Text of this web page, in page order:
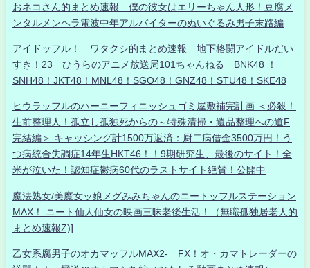
おネコさん的まとめ速報 僕の彼女はエリーちゃん人形！豆腐メ
ンタルメンヘラ電波中年アルバイターのぬいぐるみ男子末路編
アイドッフル！ ワタクシ的まとめ速報 地下格闘アイドルだい
すき！23 ひうらのアニメ放送局101ちゃんねる BNK48 ！
SNH48！JKT48！MNL48！SGO48！GNZ48！STU48！SKE48
ヒウラッフルのハーニーフィニッシュゴミ屋敷補完計画 ＜必殺！
生前整理人！孤立し孤独死からの～特殊清掃・遺品整理への道F
完結編＞ キャッシング計1500万返済：厨二病借金3500万円！う
つ病統合失調症14年生HKT46！！9期研究生、最後のサイト！全
米が泣いた！認知症鬱病60代のラストサイト絶賛！公開中
魔法熟女/美魔女ッ娘メグみみちゃんのニートッフルステーション
MAX！ ニート仙人仙女の映画三昧老後生活！（無職孤独居老人的
まとめ速報Z)]
乙女系腐男子のオカマッフルMAX2- FX！オ・カマトレーダーの